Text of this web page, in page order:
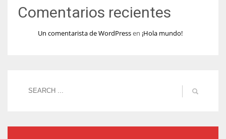
Comentarios recientes
Un comentarista de WordPressen ¡Hola mundo!